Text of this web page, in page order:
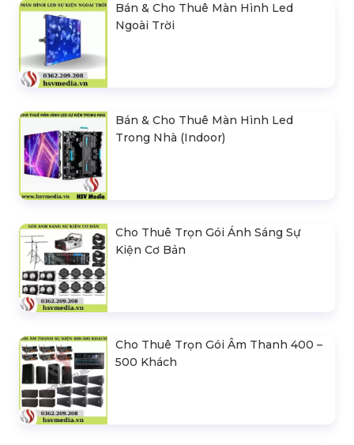
Bán & Cho Thuê Màn Hình Led
Ngoài Trời
Bán & Cho Thuê Màn Hình Led
Trong Nhà (Indoor)
Cho Thuê Trọn Gói Ánh Sáng Sự
Kiện Cơ Bản
Cho Thuê Trọn Gói Âm Thanh 400 –
500 Khách